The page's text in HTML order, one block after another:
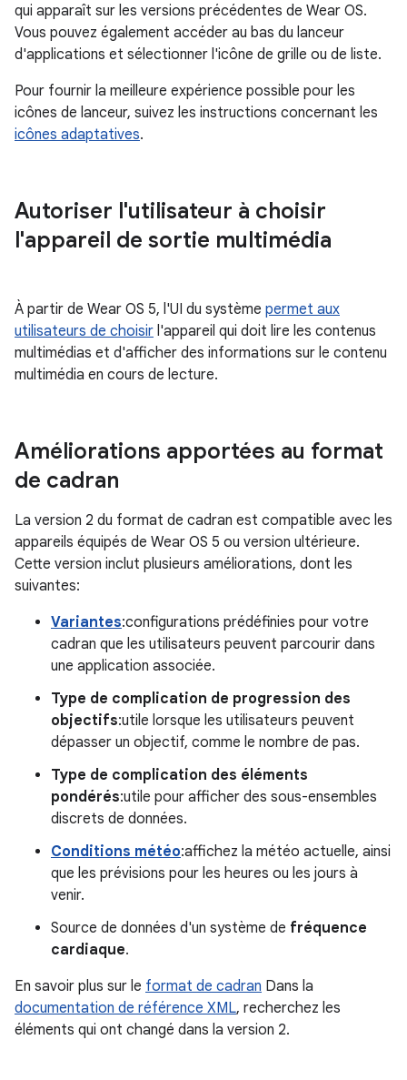
qui apparaît sur les versions précédentes de Wear OS.
Vous pouvez également accéder au bas du lanceur
d'applications et sélectionner l'icône de grille ou de liste.
Pour fournir la meilleure expérience possible pour les
icônes de lanceur, suivez les instructions concernant les
icônes adaptatives.
Autoriser l'utilisateur à choisir
l'appareil de sortie multimédia
À partir de Wear OS 5, l'UI du système permet aux
utilisateurs de choisir l'appareil qui doit lire les contenus
multimédias et d'afficher des informations sur le contenu
multimédia en cours de lecture.
Améliorations apportées au format
de cadran
La version 2 du format de cadran est compatible avec les
appareils équipés de Wear OS 5 ou version ultérieure.
Cette version inclut plusieurs améliorations, dont les
suivantes:
Variantes:configurations prédéfinies pour votre
cadran que les utilisateurs peuvent parcourir dans
une application associée.
Type de complication de progression des
objectifs:utile lorsque les utilisateurs peuvent
dépasser un objectif, comme le nombre de pas.
Type de complication des éléments
pondérés:utile pour afficher des sous-ensembles
discrets de données.
Conditions météo:affichez la météo actuelle, ainsi
que les prévisions pour les heures ou les jours à
venir.
Source de données d'un système de fréquence
cardiaque.
En savoir plus sur le format de cadran Dans la
documentation de référence XML, recherchez les
éléments qui ont changé dans la version 2.